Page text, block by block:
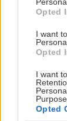
Opted
I want
Opted
I want
Opted